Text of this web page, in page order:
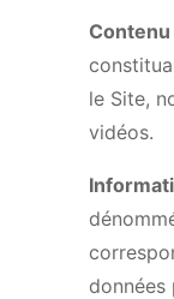
Contenu
le Site,
vidéos.
données